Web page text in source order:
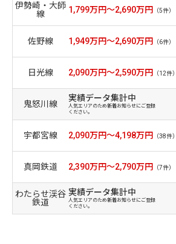
伊勢崎・大師
線
1,799万円～2,690万円 （5件）
佐野線 1,949万円～2,690万円 （6件）
日光線 2,090万円～2,590万円 （12件）
鬼怒川線
実績データ集計中
人気エリアのため新着お知らせにご登録
ください。
宇都宮線 2,090万円～4,198万円 （38件）
真岡鉄道 2,390万円～2,790万円 （7件）
わたらせ渓谷
鉄道
実績データ集計中
人気エリアのため新着お知らせにご登録
ください。